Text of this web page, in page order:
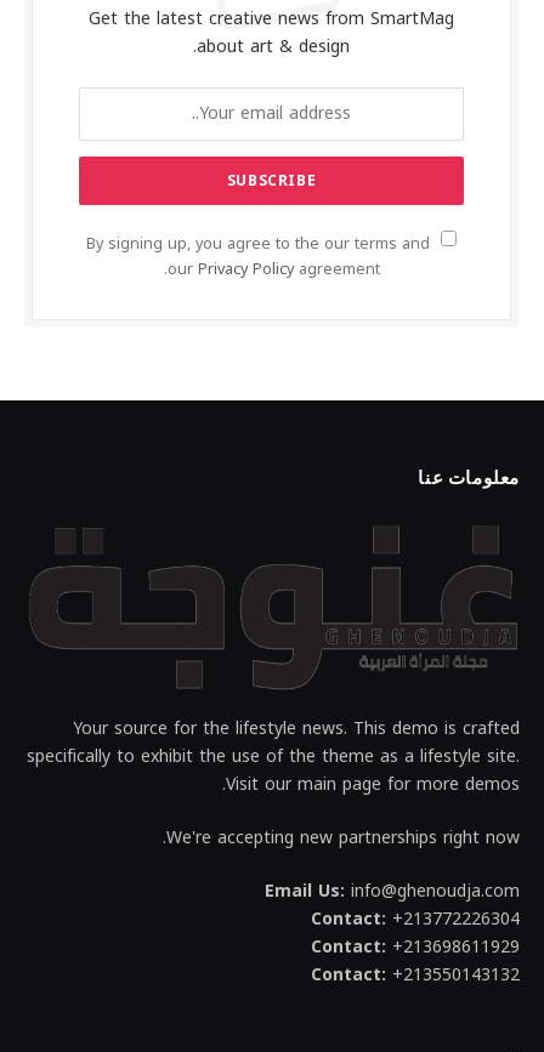
Get the latest creative news from SmartMag
about art & design.
By signing up, you agree to the our terms and
ourPrivacy Policyagreement.
معلومات عنا
Your source for the lifestyle news. This demo is crafted
specifically to exhibit the use of the theme as a lifestyle site.
Visit our main page for more demos.
We're accepting new partnerships right now.
Email Us: info@ghenoudja.com
Contact: +213772226304
Contact: +213698611929
Contact: +213550143132